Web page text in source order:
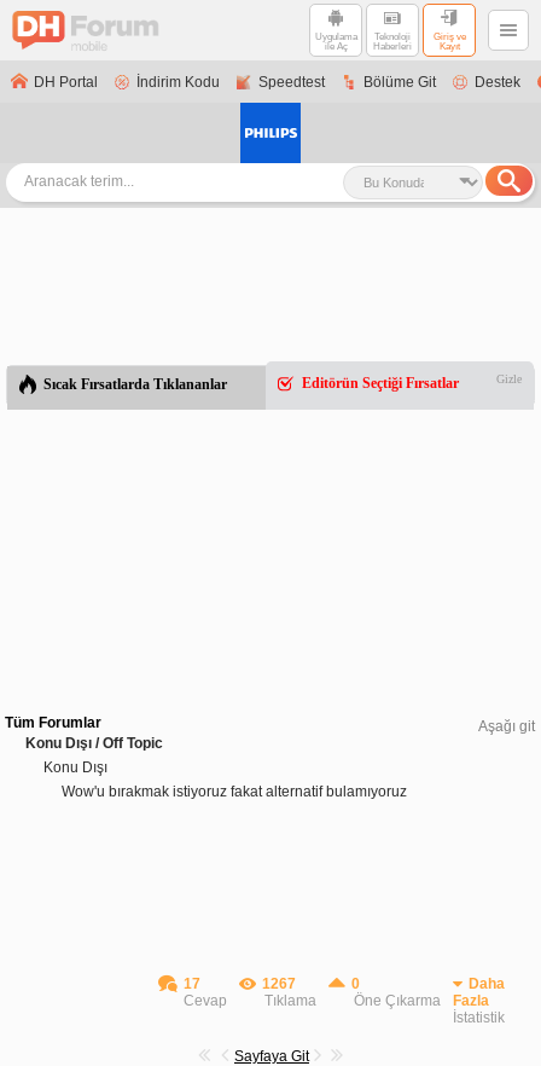
Uygulama
ile Aç
Teknoloji
Haberleri
Giriş ve
Kayıt
DH Portal İndirim Kodu Speedtest Bölüme Git Destek
Sıcak Fırsatlarda Tıklananlar Editörün Seçtiği Fırsatlar Gizle
Aşağı git
Tüm Forumlar
Konu Dışı / Off Topic
Konu Dışı
Wow'u bırakmak istiyoruz fakat alternatif bulamıyoruz
17
Cevap
1267
Tıklama
0
Öne Çıkarma
Daha
Fazla
İstatistik
Sayfaya Git